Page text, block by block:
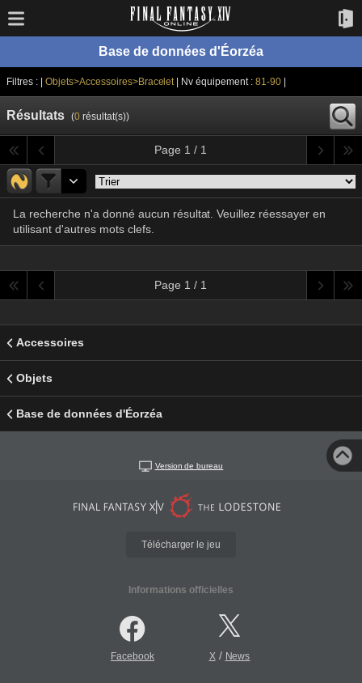
Base de données d'Éorzéa
Filtres : | Objets>Accessoires>Bracelet | Nv équipement :81-90
Résultats (0résultat(s))
Page 1 / 1
La recherche n'a donné aucun résultat. Veuillez réessayer en
utilisant d'autres mots clefs.
Page 1 / 1
Accessoires
Objets
Base de données d'Éorzéa
Version de bureau
Télécharger le jeu
Informations officielles
Facebook X/ News